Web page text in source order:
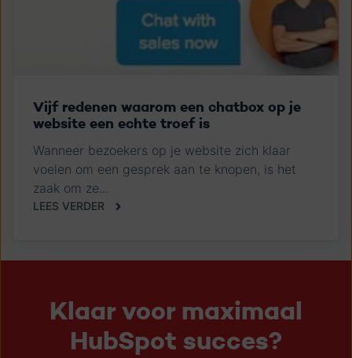
Vijf redenen waarom een chatbox op je
website een echte troef is
Wanneer bezoekers op je website zich klaar
voelen om een gesprek aan te knopen, is het
zaak om ze...
LEES VERDER
Klaar voor maximaal
HubSpot succes?